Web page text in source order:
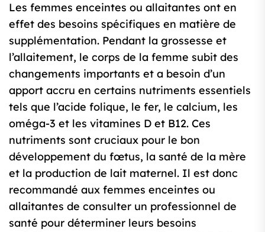
Les femmes enceintes ou allaitantes ont en
effet des besoins spécifiques en matière de
supplémentation. Pendant la grossesse et
l’allaitement, le corps de la femme subit des
changements importants et a besoin d’un
apport accru en certains nutriments essentiels
tels que l’acide folique, le fer, le calcium, les
oméga-3 et les vitamines D et B12. Ces
nutriments sont cruciaux pour le bon
développement du fœtus, la santé de la mère
et la production de lait maternel. Il est donc
recommandé aux femmes enceintes ou
allaitantes de consulter un professionnel de
santé pour déterminer leurs besoins